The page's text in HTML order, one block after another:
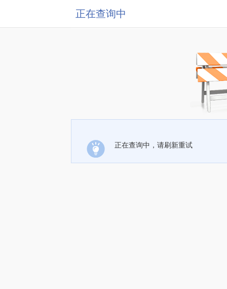
正在查询中
正在查询中，请刷新重试